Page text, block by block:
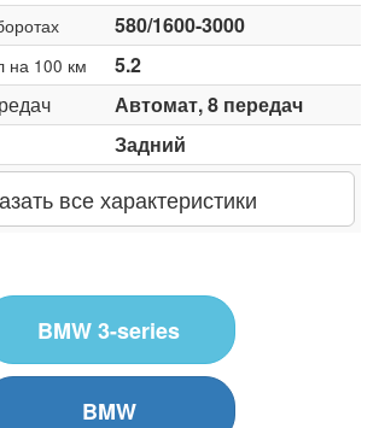
580/1600-3000
на 100 км
5.2
Автомат, 8 передач
Задний
все характеристики
BMW 3-series
BMW